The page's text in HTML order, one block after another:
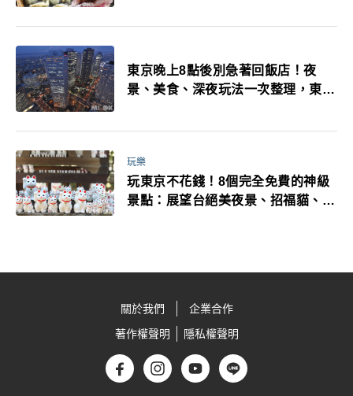
東京晚上8點後別急著回飯店！夜
景、美食、深夜玩法一次整理，東京
玩樂
玩東京不花錢！8個完全免費的神級
景點：展望台絕美夜景、招福貓、皇
關於我們
企業合作
著作權聲明
隱私權聲明